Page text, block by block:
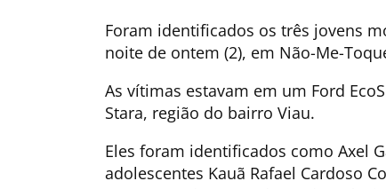
Foram identificados os três jovens
noite de ontem (2), em Não-Me-
As vítimas estavam em um Ford
Stara, região do bairro Viau.
Eles foram identificados como Axel
adolescentes Kauã Rafael Cardoso